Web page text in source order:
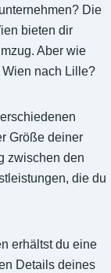
Die
bieten dir
Aber wie
nach Lille?
Größe deiner
zwischen den
die du
erhältst du eine
Details deines